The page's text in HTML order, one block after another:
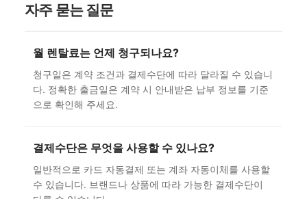
자주 묻는 질문
월 렌탈료는 언제 청구되나요?
청구일은 계약 조건과 결제수단에 따라 달라질 수 있습니
다. 정확한 출금일은 계약 시 안내받은 납부 정보를 기준
으로 확인해 주세요.
결제수단은 무엇을 사용할 수 있나요?
일반적으로 카드 자동결제 또는 계좌 자동이체를 사용할
수 있습니다. 브랜드나 상품에 따라 가능한 결제수단이